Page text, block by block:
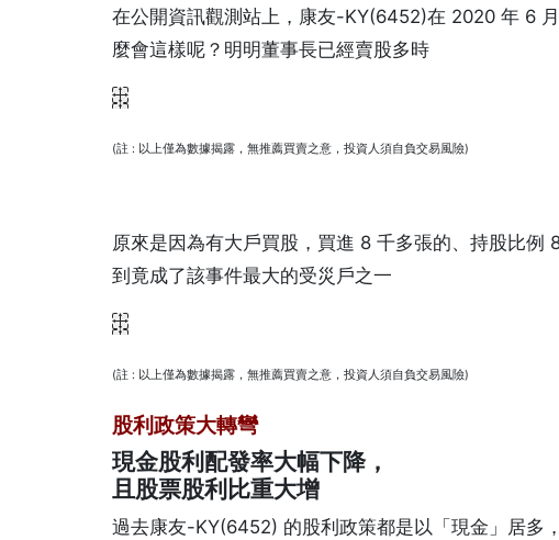
在公開資訊觀測站上，康友-KY(6452)在 2020 年 6
麼會這樣呢？明明董事長已經賣股多時
(註 : 以上僅為數據揭露，無推薦買賣之意，投資人須自負交易風險)
原來是因為有大戶買股，買進 8 千多張的、持股比例
到竟成了該事件最大的受災戶之一
(註 : 以上僅為數據揭露，無推薦買賣之意，投資人須自負交易風險)
股利政策大轉彎
現金股利配發率大幅下降，
且股票股利比重大增
過去康友-KY(6452) 的股利政策都是以「現金」居多